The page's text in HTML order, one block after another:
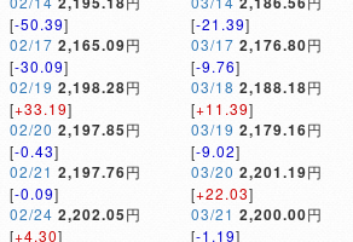
[-50.39]
02/17 2,165.09円
[-30.09]
02/19 2,198.28円
[+33.19]
02/20 2,197.85円
[-0.43]
02/21 2,197.76円
[-0.09]
02/24 2,202.05円
[+4.30]
[-21.39]
03/17 2,176.80円
[-9.76]
03/18 2,188.18円
[+11.39]
03/19 2,179.16円
[-9.02]
03/20 2,201.19円
[+22.03]
03/21 2,200.00円
[-1.19]